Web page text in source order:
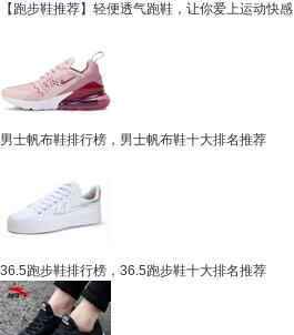
【跑步鞋推荐】轻便透气跑鞋，让你爱上运动快感
男士帆布鞋排行榜，男士帆布鞋十大排名推荐
36.5跑步鞋排行榜，36.5跑步鞋十大排名推荐